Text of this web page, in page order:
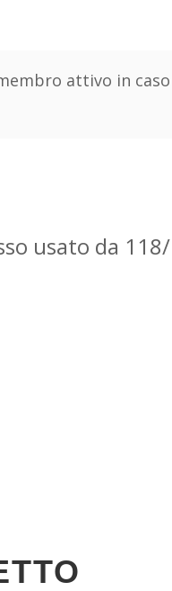
attivo in
usato da